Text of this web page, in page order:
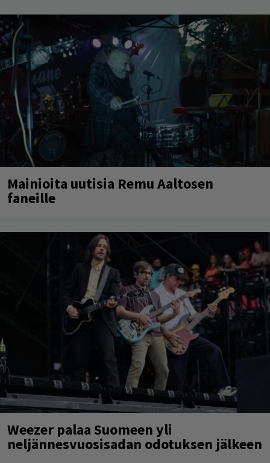
Mainioita uutisia Remu Aaltosen
faneille
Weezer palaa Suomeen yli
neljännesvuosisadan odotuksen jälkeen